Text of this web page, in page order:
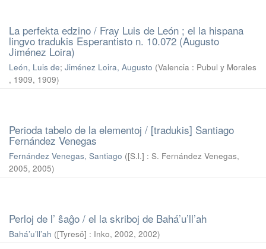
La perfekta edzino / Fray Luis de León ; el la hispana
lingvo tradukis Esperantisto n. 10.072 (Augusto
Jiménez Loira)
León, Luis de; Jiménez Loira, Augusto (Valencia : Pubul y Morales
, 1909, 1909)
Perioda tabelo de la elementoj / [tradukis] Santiago
Fernández Venegas
Fernández Venegas, Santiago ([S.l.] : S. Fernández Venegas,
2005, 2005)
Perloj de l’ ŝaĝo / el la skriboj de Bahá’u’ll’ah
Bahá’u’ll’ah ([Tyresö] : Inko, 2002, 2002)